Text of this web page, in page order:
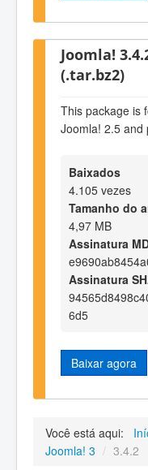
Joomla!
(.tar.bz2)
This package is
Joomla! 2.5 and
Baixados
4.105 vezes
Tamanho do
4,97 MB
Assinatura
Assinatura
6d5
Baixar agora
Você está aqui:
Joomla! 3 / 3.4.2